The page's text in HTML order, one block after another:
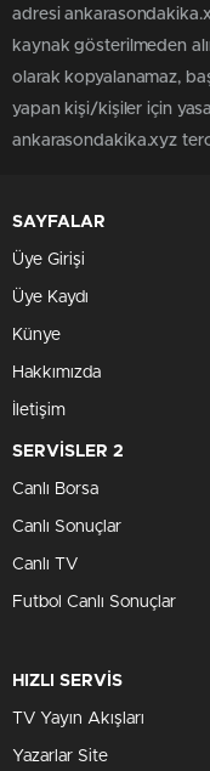
adresi
kaynak gösterilmeden
olarak kopyalanamaz,
yapan kişi/kişiler için
ankarasondakika.xyz
SAYFALAR
Üye Girişi
Üye Kaydı
Künye
Hakkımızda
İletişim
SERVİSLER 2
Canlı Borsa
Canlı Sonuçlar
Canlı TV
Futbol Canlı Sonuçlar
HIZLI SERVİS
TV Yayın Akışları
Yazarlar Site